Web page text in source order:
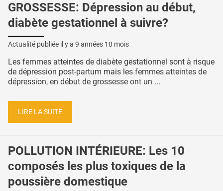
GROSSESSE: Dépression au début,
diabète gestationnel à suivre?
Actualité publiée il y a 9 années 10 mois
Les femmes atteintes de diabète gestationnel sont à risque
de dépression post-partum mais les femmes atteintes de
dépression, en début de grossesse ont un ...
LIRE LA SUITE
POLLUTION INTÉRIEURE: Les 10
composés les plus toxiques de la
poussière domestique